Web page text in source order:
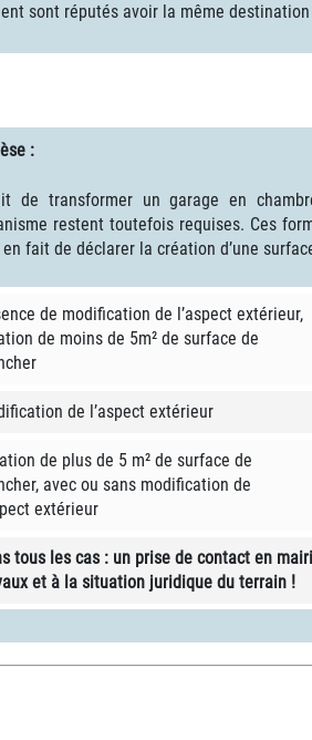
sont réputés avoir la même
:
de transformer un garage en
restent toutefois requises. Ces
en fait de déclarer la création d’une
de modification de l’aspect extérieur,
de moins de 5m² de surface de
de l’aspect extérieur
de plus de 5 m² de surface de
avec ou sans modification de
extérieur
tous les cas : un prise de contact en
et à la situation juridique du terrain !